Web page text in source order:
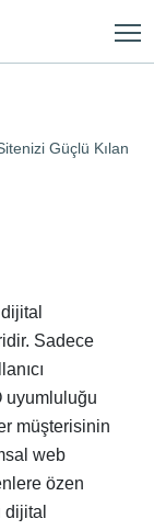
Güçlü Kılan
Sadece
uyumluluğu
müşterisinin
web
özen
dijital